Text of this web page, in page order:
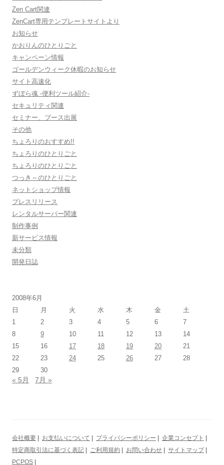
Zen Cart関連
ZenCart専用テンプレートサイトより
お知らせ
かおりんのひとりごと
キャンペーン情報
ゴールデンウィーク休暇のお知らせ
サイト高速化
ずぼら魂 -便利ツール紹介-
セキュリティ関連
セミナー、ブース出展
その他
ちょろりのおすすめ!!
ちょろりのひとりごと
ちょろりのひとりごと
つっき～のひとりごと
ネットショップ情報
プレスリリース
レンタルサーバー関連
制作事例
新サービス情報
未分類
開発日誌
2008年6月
日
月 火 水 木 金
土
1
2 3 4 5 6
7
8
9 10 11 12 13
14
15
16 17 18 19 20
21
22
23 24 25 26 27
28
29
30
« 5月 7月 »
会社概要 お支払いについて プライバシーポリシー 企業コンセプト
特定商取引法に基づく表記
ご利用規約 お問い合わせ サイトマップ|
PCPOS